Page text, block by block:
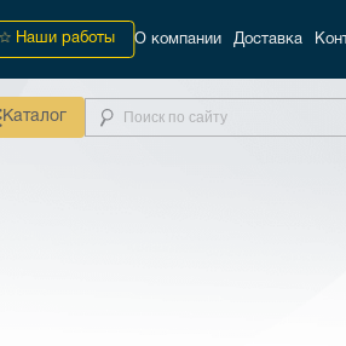
Наши работы О компании Доставка
Каталог